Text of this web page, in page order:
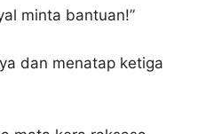
minta bantuan!”
dan menatap ketiga